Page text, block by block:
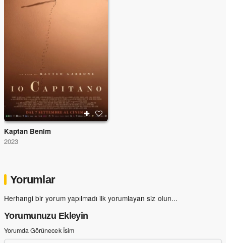
Kaptan Benim
2023
Yorumlar
Herhangi bir yorum yapılmadı ilk yorumlayan siz olun...
Yorumunuzu Ekleyin
Yorumda Görünecek İsim